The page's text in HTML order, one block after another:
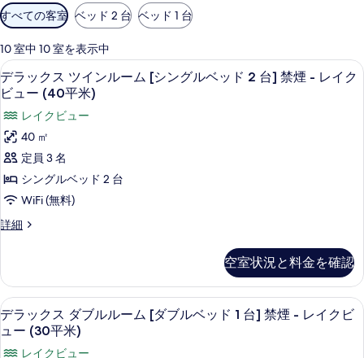
利
用
可
能
な
客
室
の
絞
り
込
み
条
すべての客室 ベッド 2 台 ベッド 1 台
10 室中 10 室を表示中
デ
ラ
ッ
ク
ス
ツ
イ
ン
ム
[シ
ン
デラックス ツインルーム [シングル
6
デラックス ツインルーム [シングルベッド 2 台] 禁煙 - レイク
ビュー (40平米)
レイクビュー
40 ㎡
定員 3 名
シングルベッド 2 台
WiFi (無料)
詳細
デ
ス
ツ
イ
ン
ル
空室状況と料金を確認
デ
ラ
ッ
デラックス ダブルルーム [ダブルベ
5
デラックス ダブルルーム [ダブルベッド 1 台] 禁煙 - レイクビ
ュー (30平米)
レイクビュー